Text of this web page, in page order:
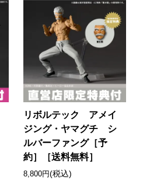
リボルテック アメイ
ジング・ヤマグチ シ
ルバーファング［予
約］［送料無料］
8,800円(税込)